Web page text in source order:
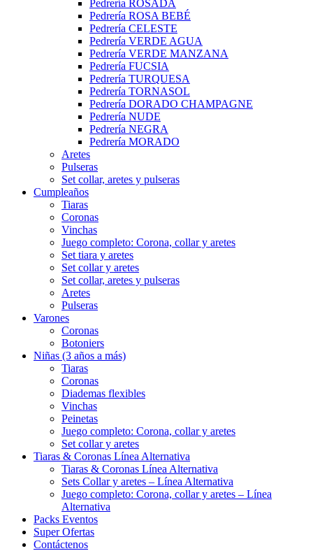
Pedrería ROSADA
Pedrería ROSA BEBÉ
Pedrería CELESTE
Pedrería VERDE AGUA
Pedrería VERDE MANZANA
Pedrería FUCSIA
Pedrería TURQUESA
Pedrería TORNASOL
Pedrería DORADO CHAMPAGNE
Pedrería NUDE
Pedrería NEGRA
Pedrería MORADO
Aretes
Pulseras
Set collar, aretes y pulseras
Cumpleaños
Tiaras
Coronas
Vinchas
Juego completo: Corona, collar y aretes
Set tiara y aretes
Set collar y aretes
Set collar, aretes y pulseras
Aretes
Pulseras
Varones
Coronas
Botoniers
Niñas (3 años a más)
Tiaras
Coronas
Diademas flexibles
Vinchas
Peinetas
Juego completo: Corona, collar y aretes
Set collar y aretes
Tiaras & Coronas Línea Alternativa
Tiaras & Coronas Línea Alternativa
Sets Collar y aretes – Línea Alternativa
Juego completo: Corona, collar y aretes – Línea
Alternativa
Packs Eventos
Super Ofertas
Contáctenos